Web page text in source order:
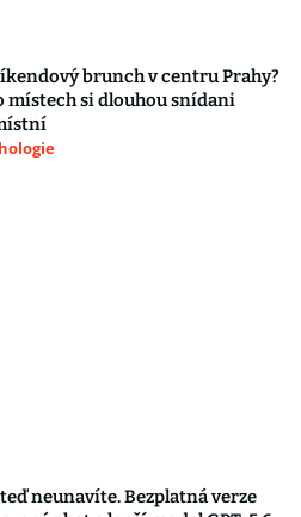
brunch v centru Prahy?
místech si dlouhou snídani
neunavíte. Bezplatná verze